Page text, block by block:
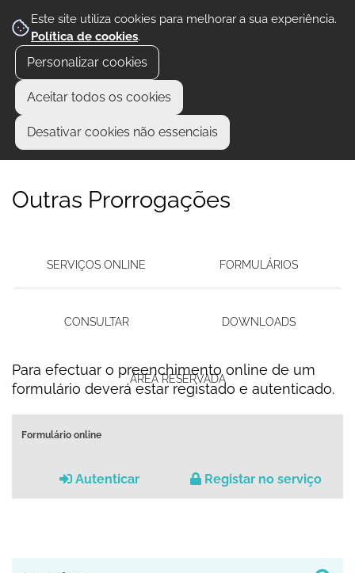
Este site utiliza cookies para melhorar a sua experiência.
Política de cookies.
Personalizar cookies
Aceitar todos os cookies
Desativar cookies não essenciais
Outras Prorrogações
SERVIÇOS ONLINE FORMULÁRIOS
CONSULTAR DOWNLOADS
ÁREA RESERVADA
Para efectuar o preenchimento online de um
formulário deverá estar registado e autenticado.
Formulário online
Autenticar Registar no serviço